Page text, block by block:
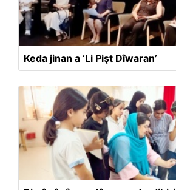
Keda jinan a ‘Li Pişt Dîwaran’